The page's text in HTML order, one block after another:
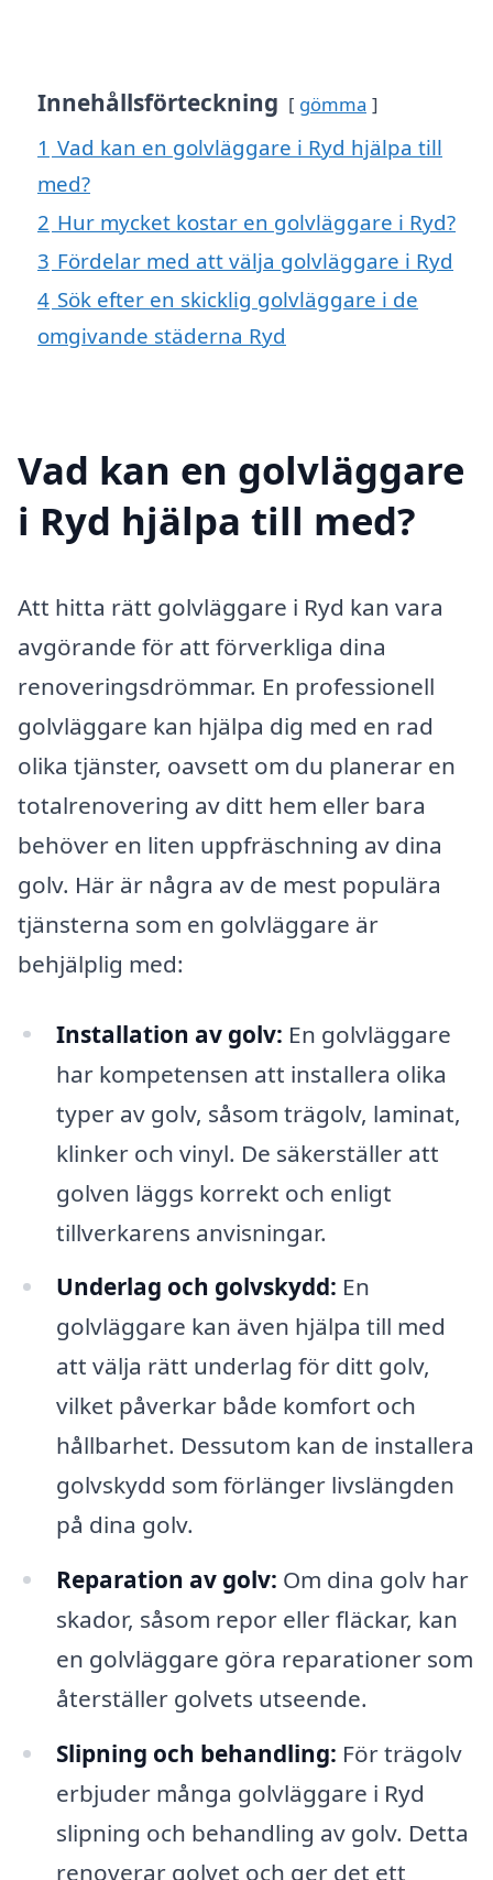
Innehållsförteckning gömma
1 Vad kan en golvläggare i Ryd hjälpa till
med?
2 Hur mycket kostar en golvläggare i Ryd?
3 Fördelar med att välja golvläggare i Ryd
4 Sök efter en skicklig golvläggare i de
omgivande städerna Ryd
Vad kan en golvläggare
i Ryd hjälpa till med?
Att hitta rätt golvläggare i Ryd kan vara
avgörande för att förverkliga dina
renoveringsdrömmar. En professionell
golvläggare kan hjälpa dig med en rad
olika tjänster, oavsett om du planerar en
totalrenovering av ditt hem eller bara
behöver en liten uppfräschning av dina
golv. Här är några av de mest populära
tjänsterna som en golvläggare är
behjälplig med:
Installation av golv: En golvläggare
har kompetensen att installera olika
typer av golv, såsom trägolv, laminat,
klinker och vinyl. De säkerställer att
golven läggs korrekt och enligt
tillverkarens anvisningar.
Underlag och golvskydd: En
golvläggare kan även hjälpa till med
att välja rätt underlag för ditt golv,
vilket påverkar både komfort och
hållbarhet. Dessutom kan de installera
golvskydd som förlänger livslängden
på dina golv.
Reparation av golv: Om dina golv har
skador, såsom repor eller fläckar, kan
en golvläggare göra reparationer som
återställer golvets utseende.
Slipning och behandling: För trägolv
erbjuder många golvläggare i Ryd
slipning och behandling av golv. Detta
renoverar golvet och ger det ett